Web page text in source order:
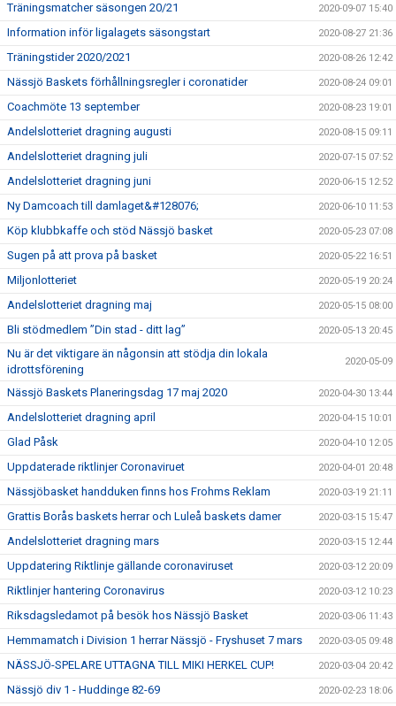
Träningsmatcher säsongen 20/21 2020-09-07 15:40
Information inför ligalagets säsongstart 2020-08-27 21:36
Träningstider 2020/2021 2020-08-26 12:42
Nässjö Baskets förhållningsregler i coronatider 2020-08-24 09:01
Coachmöte 13 september 2020-08-23 19:01
Andelslotteriet dragning augusti 2020-08-15 09:11
Andelslotteriet dragning juli 2020-07-15 07:52
Andelslotteriet dragning juni 2020-06-15 12:52
Ny Damcoach till damlaget&#128076; 2020-06-10 11:53
Köp klubbkaffe och stöd Nässjö basket 2020-05-23 07:08
Sugen på att prova på basket 2020-05-22 16:51
Miljonlotteriet 2020-05-19 20:24
Andelslotteriet dragning maj 2020-05-15 08:00
Bli stödmedlem ”Din stad - ditt lag” 2020-05-13 20:45
Nu är det viktigare än någonsin att stödja din lokala
idrottsförening
2020-05-09
Nässjö Baskets Planeringsdag 17 maj 2020 2020-04-30 13:44
Andelslotteriet dragning april 2020-04-15 10:01
Glad Påsk 2020-04-10 12:05
Uppdaterade riktlinjer Coronaviruet 2020-04-01 20:48
Nässjöbasket handduken finns hos Frohms Reklam 2020-03-19 21:11
Grattis Borås baskets herrar och Luleå baskets damer 2020-03-15 15:47
Andelslotteriet dragning mars 2020-03-15 12:44
Uppdatering Riktlinje gällande coronaviruset 2020-03-12 20:09
Riktlinjer hantering Coronavirus 2020-03-12 10:23
Riksdagsledamot på besök hos Nässjö Basket 2020-03-06 11:43
Hemmamatch i Division 1 herrar Nässjö - Fryshuset 7 mars 2020-03-05 09:48
NÄSSJÖ-SPELARE UTTAGNA TILL MIKI HERKEL CUP! 2020-03-04 20:42
Nässjö div 1 - Huddinge 82-69 2020-02-23 18:06